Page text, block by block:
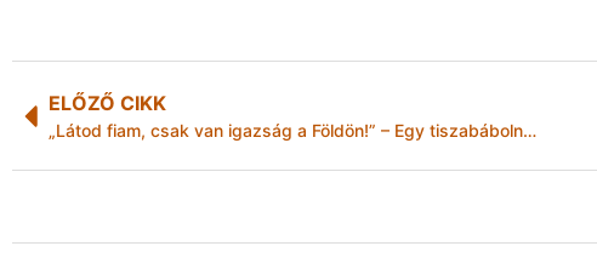
ELŐZŐ CIKK
„Látod fiam, csak van igazság a Földön!” – Egy tiszabábolnai rablás története